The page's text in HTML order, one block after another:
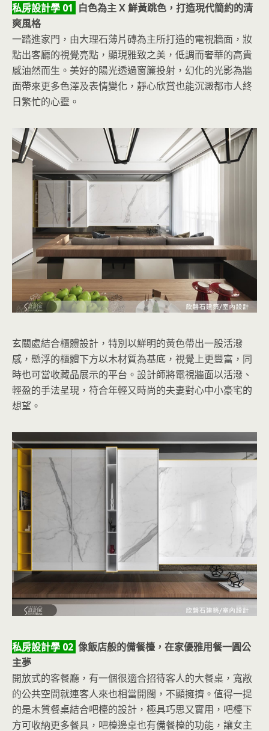
私房設計學 01 白色為主 X 鮮黃跳色，打造現代簡約的清
爽風格
一踏進家門，由大理石薄片磚為主所打造的電視牆面，妝
點出客廳的視覺亮點，顯現雅致之美，低調而奢華的高貴
感油然而生。美好的陽光透過窗簾投射，幻化的光影為牆
面帶來更多色澤及表情變化，靜心欣賞也能沉澱都市人終
日繁忙的心靈。
玄關處結合櫃體設計，特別以鮮明的黃色帶出一股活潑
感，懸浮的櫃體下方以木材質為基底，視覺上更豐富，同
時也可當收藏品展示的平台。設計師將電視牆面以活潑、
輕盈的手法呈現，符合年輕又時尚的夫妻對心中小豪宅的
想望。
私房設計學 02 像飯店般的備餐檯，在家優雅用餐一圓公
主夢
開放式的客餐廳，有一個很適合招待客人的大餐桌，寬敞
的公共空間就連客人來也相當開闊，不顯擁擠。值得一提
的是木質餐桌結合吧檯的設計，極具巧思又實用，吧檯下
方可收納更多餐具，吧檯邊桌也有備餐檯的功能，讓女主